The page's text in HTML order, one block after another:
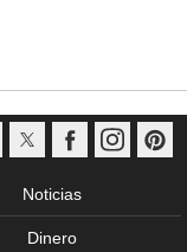
Noticias
Dinero